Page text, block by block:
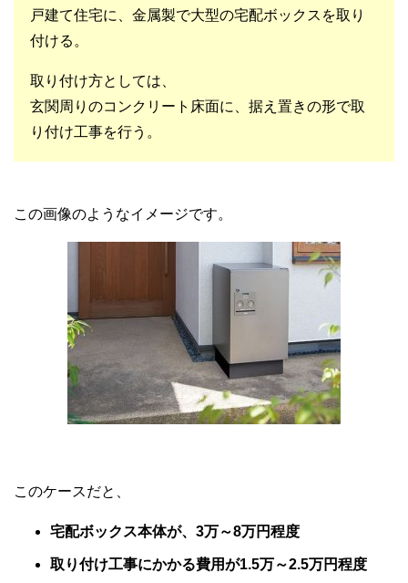
戸建て住宅に、金属製で大型の宅配ボックスを取り
付ける。
取り付け方としては、
玄関周りのコンクリート床面に、据え置きの形で取
り付け工事を行う。
この画像のようなイメージです。
このケースだと、
宅配ボックス本体が、3万～8万円程度
取り付け工事にかかる費用が1.5万～2.5万円程度